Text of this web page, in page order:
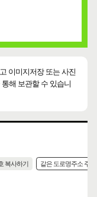
이미지저장 또는 사진
해 보관할 수 있습니
복사하기
같은 도로명주소 주